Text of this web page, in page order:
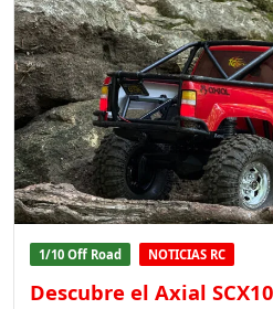
1/10 Off Road NOTICIAS RC
Descubre el Axial